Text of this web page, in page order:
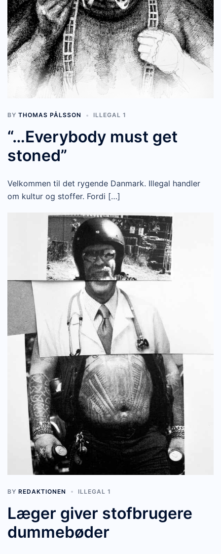
BY THOMAS PÅLSSON ILLEGAL 1
“…Everybody must get
stoned”
Velkommen til det rygende Danmark. Illegal handler
om kultur og stoffer. Fordi […]
BY REDAKTIONEN ILLEGAL 1
Læger giver stofbrugere
dummebøder